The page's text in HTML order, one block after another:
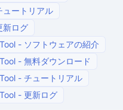
ュートリアル
新ログ
- ソフトウェアの紹介
- 無料ダウンロード
- チュートリアル
- 更新ログ